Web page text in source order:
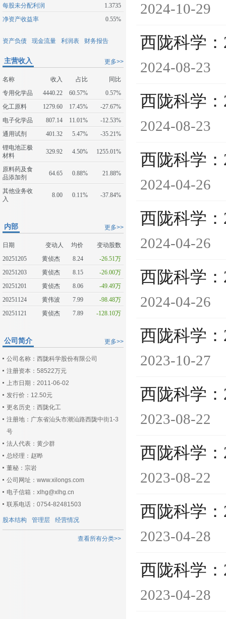
每股未分配利润
1.3735
净资产收益率
0.55%
资产负债 现金流量 利润表 财务报告
更多>>
主营收入
名称 收入 占比
同比
专用化学品
4440.22 60.57%
0.57%
化工原料
1279.60 17.45%
-27.67%
电子化学品
807.14 11.01%
-12.53%
通用试剂
401.32 5.47%
-35.21%
锂电池正极
材料
329.92 4.50% 1255.01%
原料药及食
品添加剂
64.65 0.88% 21.88%
其他业务收
入
8.00 0.11% -37.84%
更多>>
内部
日期 变动人 均价
变动股数
20251205
黄侦杰 8.24
-26.51万
20251203
黄侦杰 8.15
-26.00万
20251201
黄侦杰 8.06
-49.49万
20251124
黄伟波 7.99
-98.48万
20251121
黄侦杰 7.89 -128.10万
更多>>
公司简介
公司名称：西陇科学股份有限公司
注册资本：58522万元
上市日期：2011-06-02
发行价：12.50元
更名历史：西陇化工
注册地：广东省汕头市潮汕路西陇中街1-3
号
法人代表：黄少群
总经理：赵晔
董秘：宗岩
公司网址：www.xilongs.com
电子信箱：xlhg@xlhg.cn
联系电话：0754-82481503
股本结构 管理层 经营情况
查看所有分类>>
2024-10-29
西陇科学
2024-08-23
西陇科学
2024-08-23
西陇科学
2024-04-26
西陇科学
2024-04-26
西陇科学
2024-04-26
西陇科学
2023-10-27
西陇科学
2023-08-22
西陇科学
2023-08-22
西陇科学
2023-04-28
西陇科学
2023-04-28